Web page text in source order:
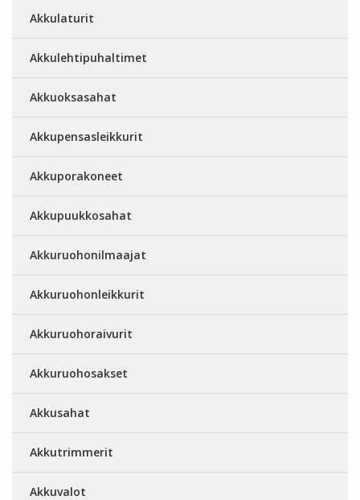
Akkulaturit
Akkulehtipuhaltimet
Akkuoksasahat
Akkupensasleikkurit
Akkuporakoneet
Akkupuukkosahat
Akkuruohonilmaajat
Akkuruohonleikkurit
Akkuruohoraivurit
Akkuruohosakset
Akkusahat
Akkutrimmerit
Akkuvalot